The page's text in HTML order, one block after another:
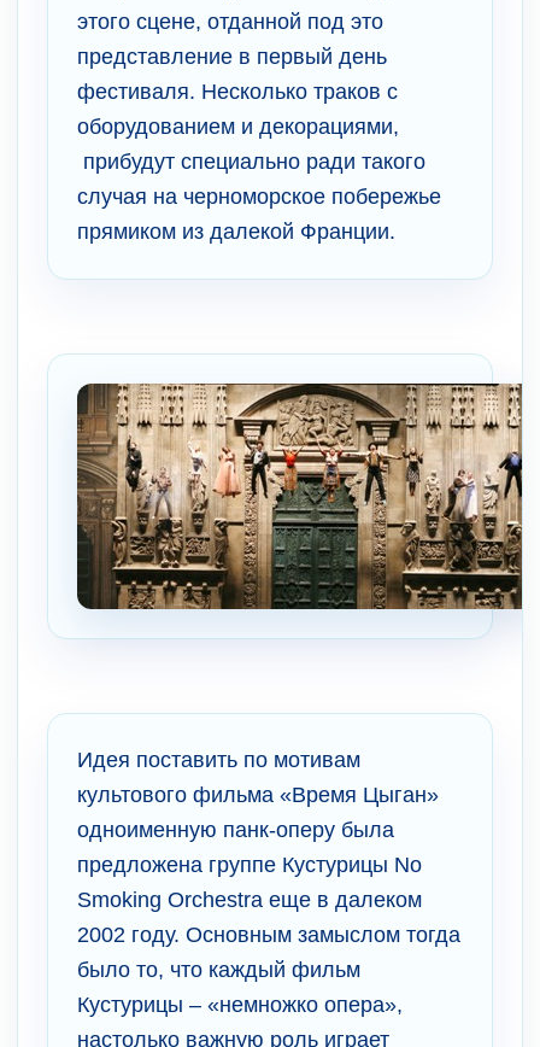
этого сцене, отданной под это
представление в первый день
фестиваля. Несколько траков с
оборудованием и декорациями,
прибудут специально ради такого
случая на черноморское побережье
прямиком из далекой Франции.
Идея поставить по мотивам
культового фильма «Время Цыган»
одноименную панк-оперу была
предложена группе Кустурицы No
Smoking Orchestra еще в далеком
2002 году. Основным замыслом тогда
было то, что каждый фильм
Кустурицы – «немножко опера»,
настолько важную роль играет